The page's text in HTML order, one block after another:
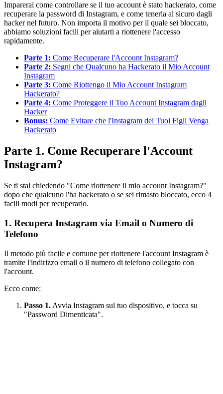
Imparerai come controllare se il tuo account è stato hackerato, come
recuperare la password di Instagram, e come tenerla al sicuro dagli
hacker nel futuro. Non importa il motivo per il quale sei bloccato,
abbiamo soluzioni facili per aiutarti a riottenere l'accesso
rapidamente.
Parte 1: Come Recuperare l'Account Instagram?
Parte 2: Segni che Qualcuno ha Hackerato il Mio Account
Instagram
Parte 3: Come Riottengo il Mio Account Instagram
Hackerato?
Parte 4: Come Proteggere il Tuo Account Instagram dagli
Hacker
Bonus: Come Evitare che l'Instagram dei Tuoi Figli Venga
Hackerato
Parte 1. Come Recuperare l'Account
Instagram?
Se ti stai chiedendo "Come riottenere il mio account Instagram?"
dopo che qualcuno l'ha hackerato o se sei rimasto bloccato, ecco 4
facili modi per recuperarlo.
1. Recupera Instagram via Email o Numero di
Telefono
Il metodo più facile e comune per riottenere l'account Instagram è
tramite l'indirizzo email o il numero di telefono collegato con
l'account.
Ecco come:
Passo 1. Avvia Instagram sul tuo dispositivo, e tocca su
"Password Dimenticata".